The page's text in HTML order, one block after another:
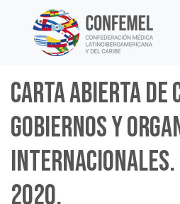
content
Carta abierta de
gobiernos y
internacionales.
2020.